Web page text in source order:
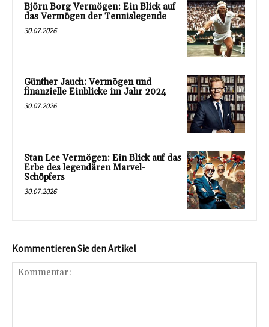
Björn Borg Vermögen: Ein Blick auf
das Vermögen der Tennislegende
30.07.2026
Günther Jauch: Vermögen und
finanzielle Einblicke im Jahr 2024
30.07.2026
Stan Lee Vermögen: Ein Blick auf das
Erbe des legendären Marvel-
Schöpfers
30.07.2026
Kommentieren Sie den Artikel